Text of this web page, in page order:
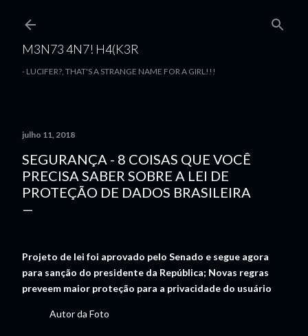
M3N73 4N7! H4(K3R
- LUCIFER?, THAT'S A STRANGE NAME FOR A GIRL!!!
julho 11, 2018
SEGURANÇA - 8 COISAS QUE VOCÊ
PRECISA SABER SOBRE A LEI DE
PROTEÇÃO DE DADOS BRASILEIRA
Projeto de lei foi aprovado pelo Senado e segue agora
para sanção do presidente da República; Novas regras
preveem maior proteção para a privacidade do usuário
Autor da Foto